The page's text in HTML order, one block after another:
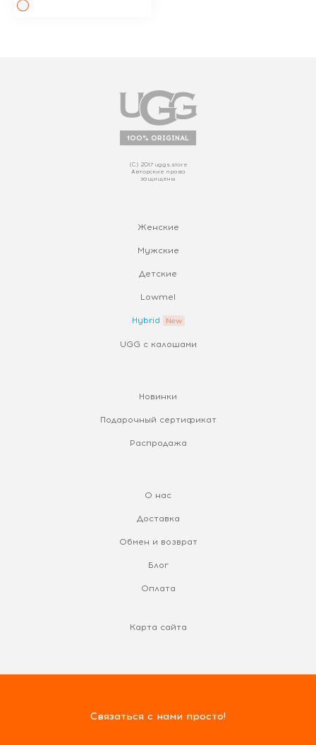
100% ORIGINAL
(С) 2017 uggs.store
Авторские права
защищены
Женские
Мужские
Детские
Lowmel
Hybrid
UGG с калошами
Новинки
Подарочный сертификат
Распродажа
О нас
Доставка
Обмен и возврат
Блог
Оплата
Карта сайта
Связаться с нами просто!